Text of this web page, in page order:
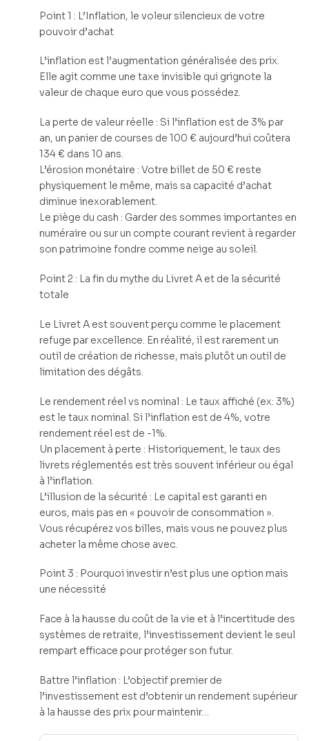
Point 1 : L’Inflation, le voleur silencieux de votre
pouvoir d’achat
L’inflation est l’augmentation généralisée des prix.
Elle agit comme une taxe invisible qui grignote la
valeur de chaque euro que vous possédez.
La perte de valeur réelle : Si l’inflation est de 3% par
an, un panier de courses de 100 € aujourd’hui coûtera
134 € dans 10 ans.
L’érosion monétaire : Votre billet de 50 € reste
physiquement le même, mais sa capacité d’achat
diminue inexorablement.
Le piège du cash : Garder des sommes importantes en
numéraire ou sur un compte courant revient à regarder
son patrimoine fondre comme neige au soleil.
Point 2 : La fin du mythe du Livret A et de la sécurité
totale
Le Livret A est souvent perçu comme le placement
refuge par excellence. En réalité, il est rarement un
outil de création de richesse, mais plutôt un outil de
limitation des dégâts.
Le rendement réel vs nominal : Le taux affiché (ex: 3%)
est le taux nominal. Si l’inflation est de 4%, votre
rendement réel est de -1%.
Un placement à perte : Historiquement, le taux des
livrets réglementés est très souvent inférieur ou égal
à l’inflation.
L’illusion de la sécurité : Le capital est garanti en
euros, mais pas en « pouvoir de consommation ».
Vous récupérez vos billes, mais vous ne pouvez plus
acheter la même chose avec.
Point 3 : Pourquoi investir n’est plus une option mais
une nécessité
Face à la hausse du coût de la vie et à l’incertitude des
systèmes de retraite, l’investissement devient le seul
rempart efficace pour protéger son futur.
Battre l’inflation : L’objectif premier de
l’investissement est d’obtenir un rendement supérieur
à la hausse des prix pour maintenir…